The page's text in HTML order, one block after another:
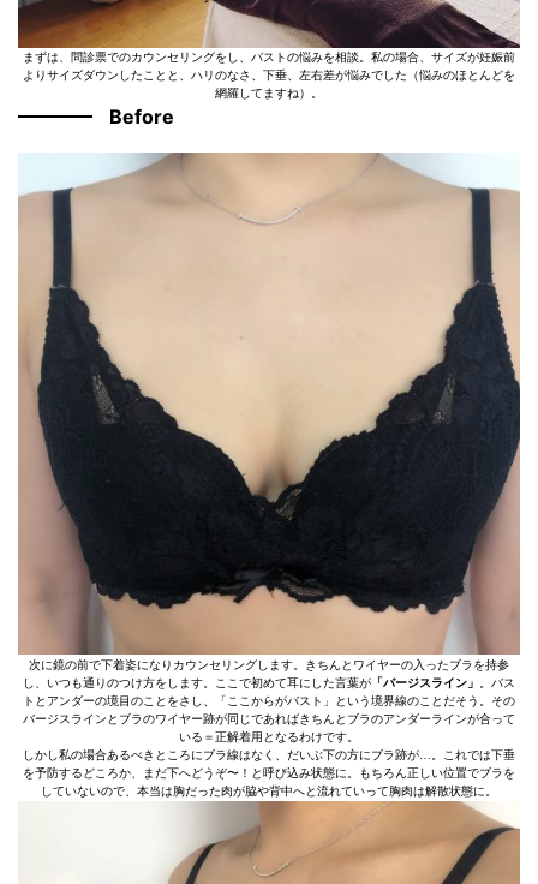
まずは、問診票でのカウンセリングをし、バストの悩みを相談。私の場合、サイズが妊娠前
よりサイズダウンしたことと、ハリのなさ、下垂、左右差が悩みでした（悩みのほとんどを
網羅してますね）。
Before
次に鏡の前で下着姿になりカウンセリングします。きちんとワイヤーの入ったブラを持参
し、いつも通りのつけ方をします。ここで初めて耳にした言葉が 「バージスライン」
。バス
トとアンダーの境目のことをさし、「ここからがバスト」という境界線のことだそう。その
バージスラインとブラのワイヤー跡が同じであればきちんとブラのアンダーラインが合って
いる＝正解着用となるわけです。
しかし私の場合あるべきところにブラ線はなく、だいぶ下の方にブラ跡が…。これでは下垂
を予防するどころか、まだ下へどうぞ〜！と呼び込み状態に。もちろん正しい位置でブラを
していないので、本当は胸だった肉が脇や背中へと流れていって胸肉は解散状態に。